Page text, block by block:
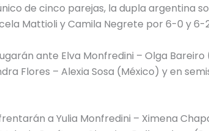
de cinco parejas, la dupla argentina
Mattioli y Camila Negrete por 6-0 y 6-
ante Elva Monfredini – Olga Bareiro
Flores – Alexia Sosa (México) y en
a Yulia Monfredini – Ximena